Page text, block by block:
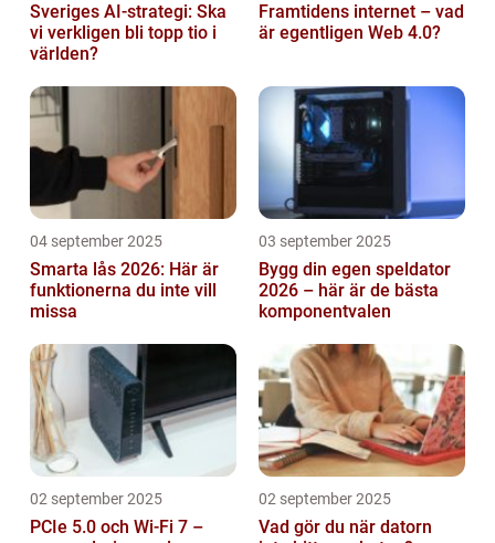
Sveriges AI-strategi: Ska
vi verkligen bli topp tio i
världen?
Framtidens internet – vad
är egentligen Web 4.0?
04 september 2025
Smarta lås 2026: Här är
funktionerna du inte vill
missa
03 september 2025
Bygg din egen speldator
2026 – här är de bästa
komponentvalen
02 september 2025
PCIe 5.0 och Wi-Fi 7 –
02 september 2025
Vad gör du när datorn